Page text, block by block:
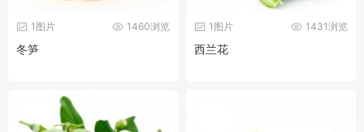
1460浏览
1图片
冬笋
1431浏览
1图片
西兰花